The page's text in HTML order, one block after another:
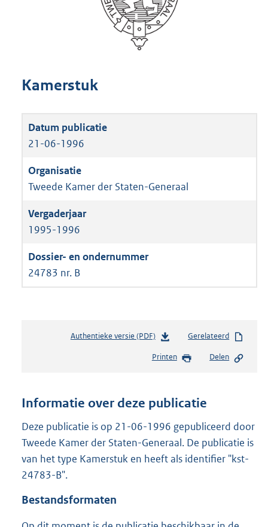
Kamerstuk
21-06-1996
Tweede Kamer der Staten-Generaal
1995-1996
24783 nr. B
Authentieke versie (PDF)b
s
n
s
r
o
:
Gerelateerd
Printen Delen
Informatie over deze publicatie
Deze publicatie is op 21-06-1996 gepubliceerd door
Tweede Kamer der Staten-Generaal. De publicatie is
van het type Kamerstuk en heeft als identifier "kst-
24783-B".
Bestandsformaten